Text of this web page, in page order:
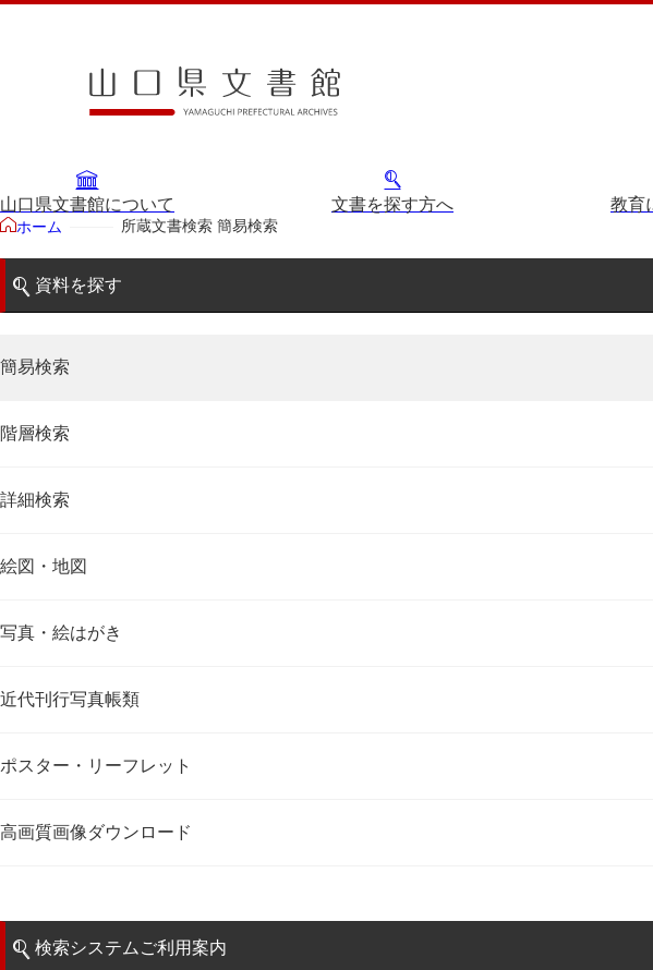
山口県文書館について 文書を探す方へ 教育
ホーム 所蔵文書検索 簡易検索
資料を探す
簡易検索
階層検索
詳細検索
絵図・地図
写真・絵はがき
近代刊行写真帳類
ポスター・リーフレット
高画質画像ダウンロード
検索システムご利用案内